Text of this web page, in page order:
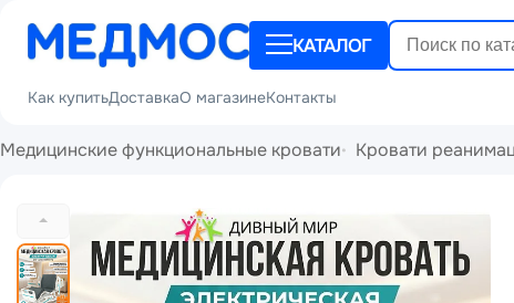
КАТАЛОГ
Как купитьДоставкаО магазинеКонтакты
Медицинские функциональные кровати Кровати